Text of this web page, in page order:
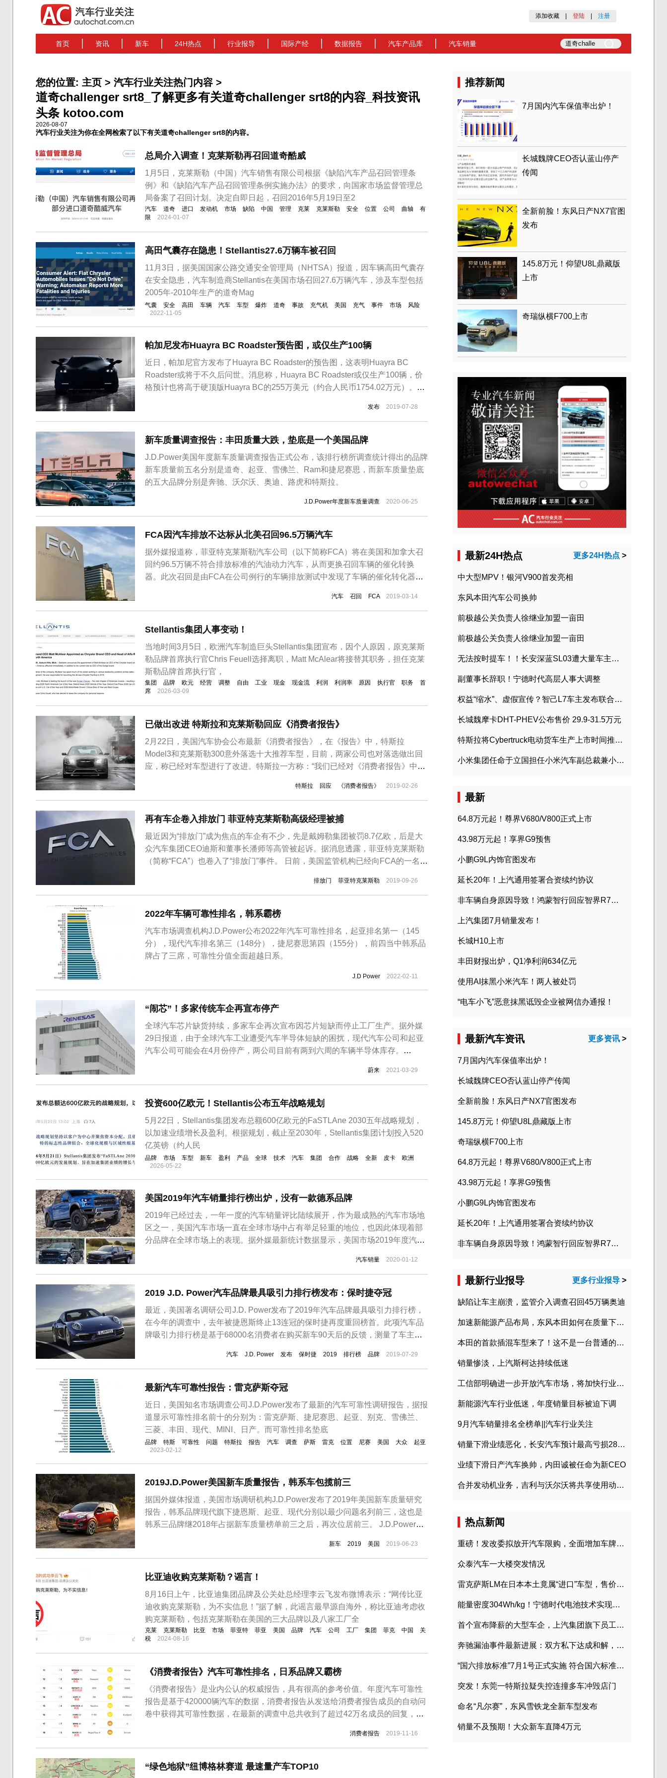
添加收藏 登陆 注册
首页 资讯 新车 24H热点 行业报导 国际产经 数据报告 汽车产品库 汽车销量
您的位置: 主页 > 汽车行业关注热门内容 >
道奇challenger srt8_了解更多有关道奇challenger srt8的内容_科技资讯
头条 kotoo.com
2026-08-07
汽车行业关注为你在全网检索了以下有关道奇challenger srt8的内容。
总局介入调查！克莱斯勒再召回道奇酷威
1月5日，克莱斯勒（中国）汽车销售有限公司根据《缺陷汽车产品召回管理条
例》和《缺陷汽车产品召回管理条例实施办法》的要求，向国家市场监督管理总
局备案了召回计划。决定自即日起，召回2016年5月19日至2
汽车 道奇 进口 发动机 市场 缺陷 中国 管理 克莱 克莱斯勒 安全 位置 公司 曲轴
有
限
2024-01-07
高田气囊存在隐患！Stellantis27.6万辆车被召回
11月3日，据美国国家公路交通安全管理局（NHTSA）报道，因车辆高田气囊存
在安全隐患，汽车制造商Stellantis在美国市场召回27.6万辆汽车，涉及车型包括
2005年-2010年生产的道奇Mag
气囊 安全 高田 车辆 汽车 车型 爆炸 道奇 事故 充气机 美国 充气 事件 市场
风险
2022-11-05
帕加尼发布Huayra BC Roadster预告图，或仅生产100辆
近日，帕加尼官方发布了Huayra BC Roadster的预告图，这表明Huayra BC
Roadster或将于不久后问世。消息称，Huayra BC Roadster或仅生产100辆，价
格预计也将高于硬顶版Huayra BC的255万美元（约合人民币1754.02万元）。其
发布 2019-07-28
新车质量调查报告：丰田质量大跌，垫底是一个美国品牌
J.D.Power美国年度新车质量调查报告正式公布，该排行榜所调查统计得出的品牌
新车质量前五名分别是道奇、起亚、雪佛兰、Ram和捷尼赛思，而新车质量垫底
的五大品牌分别是奔驰、沃尔沃、奥迪、路虎和特斯拉。
J.D.Power年度新车质量调查 2020-06-25
FCA因汽车排放不达标从北美召回96.5万辆汽车
据外媒报道称，菲亚特克莱斯勒汽车公司（以下简称FCA）将在美国和加拿大召
回约96.5万辆不符合排放标准的汽油动力汽车，从而更换召回车辆的催化转换
器。此次召回是由FCA在公司例行的车辆排放测试中发现了车辆的催化转化器的
受影响的客户免费提供必要的维修服务。此次召回的96.5万辆汽车中，涉及86.3
万辆美国汽车和10.3万辆加拿大汽...
汽车 召回 FCA 2019-03-14
Stellantis集团人事变动！
当地时间3月5日，欧洲汽车制造巨头Stellantis集团宣布，因个人原因，原克莱斯
勒品牌首席执行官Chris Feuell选择离职，Matt McAlear将接替其职务，担任克莱
斯勒品牌首席执行官，
集团 品牌 欧元 经营 调整 自由 工业 现金 现金流 利润 利润率 原因 执行官 职务
首
席
2026-03-09
已做出改进 特斯拉和克莱斯勒回应《消费者报告》
2月22日，美国汽车协会公布最新《消费者报告》，在《报告》中，特斯拉
Model3和克莱斯勒300意外落选十大推荐车型，目前，两家公司也对落选做出回
应，称已经对车型进行了改进。特斯拉一方称：“我们已经对《消费者报告》中
车主全额退款。本次报告基于消费者车主满意度调查，该调查在去年7月至9月进
行，而从那时起报告中提到的大多数问...
特斯拉 回应 《消费者报告》 2019-02-26
再有车企卷入排放门 菲亚特克莱斯勒高级经理被捕
最近因为“排放门”成为焦点的车企有不少，先是戴姆勒集团被罚8.7亿欧，后是大
众汽车集团CEO迪斯和董事长潘师等高管被起诉。据消息透露，菲亚特克莱斯勒
（简称“FCA”）也卷入了“排放门”事件。 日前，美国监管机构已经向FCA的一名高
团等企业“排放门”丑闻曝光后，这名高级经理仍不思悔改，继续行骗。据了解这位
高级经理名为埃马努埃勒·帕...
排放门 菲亚特克莱斯勒 2019-09-26
2022年车辆可靠性排名，韩系霸榜
​汽车市场调查机构J.D.Power公布2022年汽车可靠性排名，起亚排名第一（145
分），现代汽车排名第三（148分），捷尼赛思第四（155分），前四当中韩系品
牌占了三席，可靠性分值全面超越日系。
J.D Power 2022-02-11
“闹芯”！多家传统车企再宣布停产
全球汽车芯片缺货持续，多家车企再次宣布因芯片短缺而停止工厂生产。据外媒
29日报道，由于全球汽车工业遭受汽车半导体短缺的困扰，现代汽车公司和起亚
汽车公司可能会在4月份停产，两公司目前有两到六周的车辆半导体库存。
月29日开始，一直持续到4月中旬。这五家工厂分别是负责生产Jeep Compass的
墨西哥托卢卡工厂、生产克莱...
蔚来 2021-03-29
投资600亿欧元！Stellantis公布五年战略规划
5月22日，Stellantis集团发布总额600亿欧元的FaSTLAne 2030五年战略规划，
以加速业绩增长及盈利。根据规划，截止至2030年，Stellantis集团计划投入520
亿英镑（约人民
品牌 市场 车型 新车 盈利 产品 全球 技术 汽车 集团 合作 战略 全新 皮卡
欧洲
2026-05-22
美国2019年汽车销量排行榜出炉，没有一款德系品牌
2019年已经过去，一年一度的汽车销量评比陆续展开，作为最成熟的汽车市场地
区之一，美国汽车市场一直在全球市场中占有举足轻重的地位，也因此体现着部
分品牌在全球市场上的表现。据外媒最新统计数据显示，美国市场2019年度汽车
汽车销量 2020-01-12
2019 J.D. Power汽车品牌最具吸引力排行榜发布：保时捷夺冠
最近，美国著名调研公司J.D. Power发布了2019年汽车品牌最具吸引力排行榜，
在今年的调查中，去年被捷恩斯终止13连冠的保时捷再度重回榜首。此项汽车品
牌吸引力排行榜是基于68000名消费者在购买新车90天后的反馈，测量了车主对
车制造商解答了车辆哪些功能对消费者更具吸引力。该项研究共包括驾驶动态、
安全性、动力性、娱乐性和乘...
汽车 J.D. Power 发布 保时捷 2019 排行榜 品牌 2019-07-29
最新汽车可靠性报告：雷克萨斯夺冠
近日，美国知名市场调查公司J.D.Power发布了最新的汽车可靠性调研报告，据报
道显示可靠性排名前十的分别为：雷克萨斯、捷尼赛思、起亚、别克、雪佛兰、
三菱、丰田、现代、MINI、日产。而可靠性排名垫底
品牌 特斯 可靠性 问题 特斯拉 报告 汽车 调查 萨斯 雷克 位置 尼赛 美国 大众
起亚
2023-02-12
2019J.D.Power美国新车质量报告，韩系车包揽前三
据国外媒体报道，美国市场调研机构J.D.Power发布了2019年美国新车质量研究
报告，韩系品牌现代旗下捷恩斯、起亚、现代分别以最少问题名列前三，这也是
韩系三品牌继2018年占据新车质量榜单前三之后，再次位居前三。 J.D.Power的
源是统计新车90天内，100台车的故障数，而今年的美国新车质量报告，显然相
比于往年有了很大的变...
新车 2019 美国 2019-06-23
比亚迪收购克莱斯勒？谣言！
8月16日上午，比亚迪集团品牌及公关处总经理李云飞发布微博表示：“网传比亚
迪收购克莱斯勒，为不实信息！”据了解，此谣言最早源自海外，称比亚迪考虑收
购克莱斯勒，包括克莱斯勒在美国的三大品牌以及八家工厂全
克莱 克莱斯勒 比亚 市场 菲亚特 菲亚 美国 品牌 汽车 公司 工厂 集团 菲克 中国
关
税
2024-08-16
《消费者报告》汽车可靠性排名，日系品牌又霸榜
《消费者报告》是业内公认的权威报告，具有很高的参考价值。年度汽车可靠性
报告是基于420000辆汽车的数据，消费者报告从发送给消费者报告成员的自动问
卷中获得其可靠性数据，在最新的调查中总共收到了超过42万名成员的回复，详
成员过去12个月内使用车辆出现的问题，这些问题会被细分在17个故障分类中。
最终评选中，雷克萨斯、马自达...
消费者报告 2019-11-16
“绿色地狱”纽博格林赛道 最速量产车TOP10
推荐新闻
7月国内汽车保值率出炉！
长城魏牌CEO否认蓝山停产
传闻
全新前脸！东风日产NX7官图
发布
145.8万元！仰望U8L鼎藏版
上市
奇瑞纵横F700上市
最新24H热点 更多24H热点 >
中大型MPV！银河V900首发亮相
东风本田汽车公司换帅
前极越公关负责人徐继业加盟一亩田
前极越公关负责人徐继业加盟一亩田
无法按时提车！！长安深蓝SL03遭大量车主投诉
副董事长辞职！宁德时代高层人事大调整
权益“缩水”、虚假宣传？智己L7车主发布联合维权声明
长城魏摩卡DHT-PHEV公布售价 29.9-31.5万元
特斯拉将Cybertruck电动货车生产上市时间推迟到2023年初
小米集团任命于立国担任小米汽车副总裁兼小米汽车北京总部政委
最新
64.8万元起！尊界V680/V800正式上市
43.98万元起！享界G9预售
小鹏G9L内饰官图发布
延长20年！上汽通用签署合资续约协议
非车辆自身原因导致！鸿蒙智行回应智界R7起火事故
上汽集团7月销量发布！
长城H10上市
丰田财报出炉，Q1净利润634亿元
使用AI抹黑小米汽车！两人被处罚
“电车小飞”恶意抹黑诋毁企业被网信办通报！
最新汽车资讯 更多资讯 >
7月国内汽车保值率出炉！
长城魏牌CEO否认蓝山停产传闻
全新前脸！东风日产NX7官图发布
145.8万元！仰望U8L鼎藏版上市
奇瑞纵横F700上市
64.8万元起！尊界V680/V800正式上市
43.98万元起！享界G9预售
小鹏G9L内饰官图发布
延长20年！上汽通用签署合资续约协议
非车辆自身原因导致！鸿蒙智行回应智界R7起火事故
最新行业报导 更多行业报导 >
缺陷让车主崩溃，监管介入调查召回45万辆奥迪
加速新能源产品布局，东风本田如何在质量下转型？
本田的首款插混车型来了！这不是一台普通的CR-V
销量惨淡，上汽斯柯达持续低迷
工信部明确进一步开放汽车市场，将加快行业兼并重组
新能源汽车行业低迷，年度销量目标被迫下调
9月汽车销量排名全榜单||汽车行业关注
销量下滑业绩恶化，长安汽车预计最高亏损28亿元
业绩下滑日产汽车换帅，内田诚被任命为新CEO
合并发动机业务，吉利与沃尔沃将共享使用动力总成
热点新闻
重磅！发改委拟放开汽车限购，全面增加车牌指标
众泰汽车一大楼突发情况
雷克萨斯LM在日本本土竟属“进口”车型，售价2580万日元
能量密度304Wh/kg！宁德时代电池技术实现突破
首个宣布降薪的大型车企，上汽集团旗下员工降薪文件曝光
奔驰漏油事件最新进展：双方私下达成和解，工商已介入调查
“国六排放标准”7月1号正式实施 符合国六标准车型目录一览
突发！东莞一特斯拉疑失控连撞多车冲毁店门
命名“凡尔赛”，东风雪铁龙全新车型发布
销量不及预期！大众新车直降4万元